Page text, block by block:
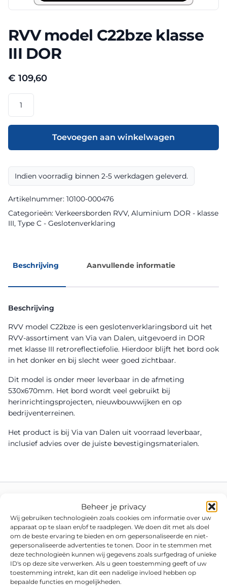
Beheer je privacy
Wij gebruiken technologieën zoals cookies om informatie over uw
apparaat op te slaan en/of te raadplegen. We doen dit met als doel
om de beste ervaring te bieden en om gepersonaliseerde en niet-
gepersonaliseerde advertenties te tonen. Door in te stemmen met
deze technologieën kunnen wij gegevens zoals surfgedrag of unieke
ID's op deze site verwerken. Als u geen toestemming geeft of uw
toestemming intrekt, kan dit een nadelige invloed hebben op
bepaalde functies en mogelijkheden.
RVV model C22bze klasse
III DOR
€ 109,60
model
C22bze
III
aantal
Toevoegen aan winkelwagen
Indien voorradig binnen 2-5 werkdagen geleverd.
Artikelnummer: 10100-000476
Categorieën: Verkeersborden RVV, Aluminium DOR - klasse
III, Type C - Geslotenverklaring
Beschrijving Aanvullende informatie
Beschrijving
RVV model C22bze is een geslotenverklaringsbord uit het
RVV-assortiment van Via van Dalen, uitgevoerd in DOR
met klasse III retroreflectiefolie. Hierdoor blijft het bord ook
in het donker en bij slecht weer goed zichtbaar.
Dit model is onder meer leverbaar in de afmeting
530x670mm. Het bord wordt veel gebruikt bij
herinrichtingsprojecten, nieuwbouwwijken en op
bedrijventerreinen.
Het product is bij Via van Dalen uit voorraad leverbaar,
inclusief advies over de juiste bevestigingsmaterialen.